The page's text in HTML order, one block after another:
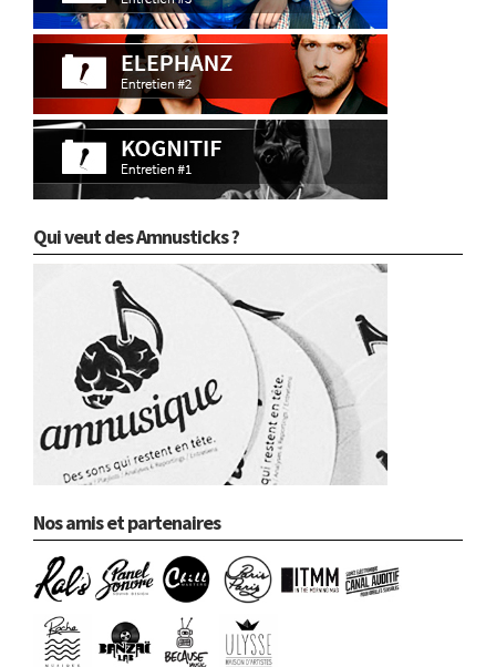
Qui veut des Amnusticks ?
Nos amis et partenaires